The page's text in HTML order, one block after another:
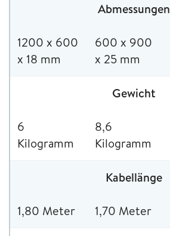
Abmessungen
1200 x 600
x 18 mm
600 x 900
x 25 mm
Gewicht
6
Kilogramm
8,6
Kilogramm
Kabellänge
1,80 Meter 1,70 Meter